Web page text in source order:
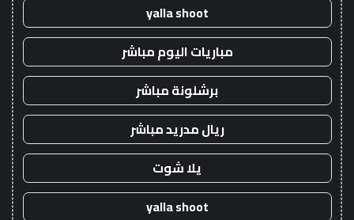
yalla shoot
مباريات اليوم مباشر
برشلونة مباشر
ريال مدريد مباشر
يلا شوت
yalla shoot